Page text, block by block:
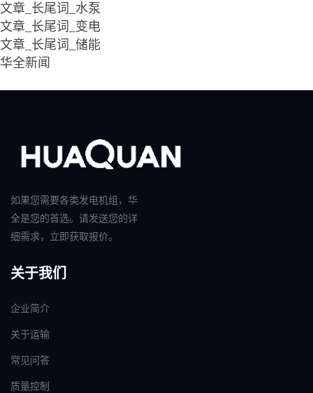
文章_长尾词_水泵
文章_长尾词_变电
文章_长尾词_储能
华全新闻
如果您需要各类发电机组，华
全是您的首选。请发送您的详
细需求，立即获取报价。
关于我们
企业简介
关于运输
常见问答
质量控制